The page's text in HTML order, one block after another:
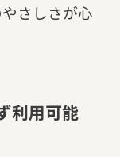
さしさが心
利用可能